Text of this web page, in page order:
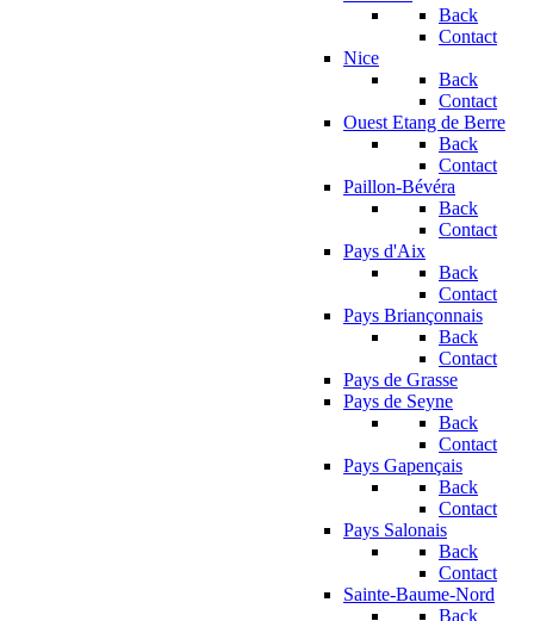
Back
Contact
Nice
Back
Contact
Ouest Etang de Berre
Back
Contact
Paillon-Bévéra
Back
Contact
Pays d'Aix
Back
Contact
Pays Briançonnais
Back
Contact
Pays de Grasse
Pays de Seyne
Back
Contact
Pays Gapençais
Back
Contact
Pays Salonais
Back
Contact
Sainte-Baume-Nord
Back